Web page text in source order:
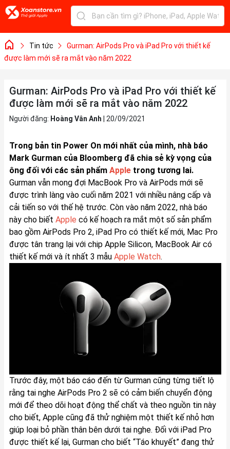
Tin tức
Gurman: AirPods Pro và iPad Pro với thiết kế
được làm mới sẽ ra mắt vào năm 2022
Gurman: AirPods Pro và iPad Pro với thiết kế
được làm mới sẽ ra mắt vào năm 2022
Người đăng: Hoàng Vân Anh 20/09/2021
Trong bản tin Power On mới nhất của mình, nhà báo
Mark Gurman của Bloomberg đã chia sẻ kỳ vọng của
ông đối với các sản phẩm Appletrong tương lai.
Gurman vẫn mong đợi MacBook Pro và AirPods mới sẽ
được trình làng vào cuối năm 2021 với nhiều nâng cấp và
cải tiến so với thế hệ trước. Còn vào năm 2022, nhà báo
này cho biết Apple có kế hoạch ra mắt một số sản phẩm
bao gồm AirPods Pro 2, iPad Pro có thiết kế mới, Mac Pro
được tân trang lại với chip Apple Silicon, MacBook Air có
thiết kế mới và ít nhất 3 mẫu Apple Watch.
Trước đây, một báo cáo đến từ Gurman cũng từng tiết lộ
rằng tai nghe AirPods Pro 2 sẽ có cảm biến chuyển động
mới để theo dõi hoạt động thể chất và theo nguồn tin này
cho biết, Apple cũng đã thử nghiệm một thiết kế nhỏ hơn
giúp loại bỏ phần thân bên dưới tai nghe. Đối với iPad Pro
được thiết kế lại, Gurman cho biết “Táo khuyết” đang thử